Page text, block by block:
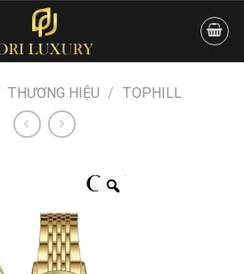
THƯƠNG HIỆU / TOPHILL